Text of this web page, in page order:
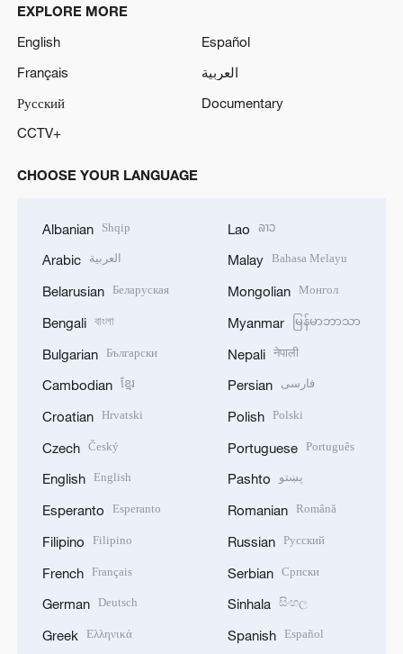
EXPLORE MORE
English
Español
Français
العربية
Русский
Documentary
CCTV+
CHOOSE YOUR LANGUAGE
Albanian Shqip
Arabic العربية
Belarusian Беларуская
Bengali বাংলা
Bulgarian Български
Cambodian ខ្មែរ
Croatian Hrvatski
Czech Český
English English
Esperanto Esperanto
Filipino Filipino
French Français
German Deutsch
Greek Ελληνικά
Lao ລາວ
Malay Bahasa Melayu
Mongolian Монгол
Myanmar မြန်မာဘာသာ
Nepali नेपाली
Persian فارسی
Polish Polski
Portuguese Português
Pashto پښتو
Romanian Română
Russian Русский
Serbian Српски
Sinhala සිංහල
Spanish Español